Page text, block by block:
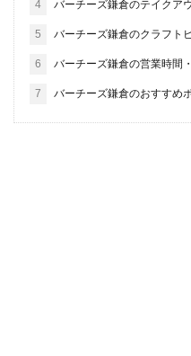
4 バーチーズ鎌倉のテイクア
5 バーチーズ鎌倉のクラフト
6 バーチーズ鎌倉の営業時間
7 バーチーズ鎌倉のおすすめ